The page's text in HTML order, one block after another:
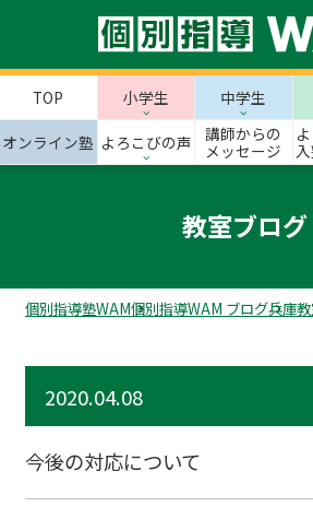
TOP 小学生 中学生
オンライン塾 よろこびの声
講師からの
メッセージ
教室ブログ
個別指導塾WAM個別指導WAM ブログ兵庫
2020.04.08
今後の対応について